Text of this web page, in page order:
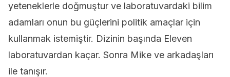
yeteneklerle doğmuştur ve laboratuvardaki bilim
adamları onun bu güçlerini politik amaçlar için
kullanmak istemiştir. Dizinin başında Eleven
laboratuvardan kaçar. Sonra Mike ve arkadaşları
ile tanışır.